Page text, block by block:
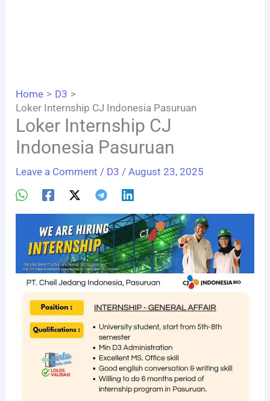
Home
D3
Loker Internship CJ Indonesia Pasuruan
Loker Internship CJ
Indonesia Pasuruan
Leave a Comment / D3 /August 23, 2025